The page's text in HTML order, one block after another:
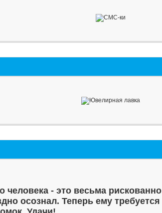
человека - это весьма рискованно
осознал. Теперь ему требуется